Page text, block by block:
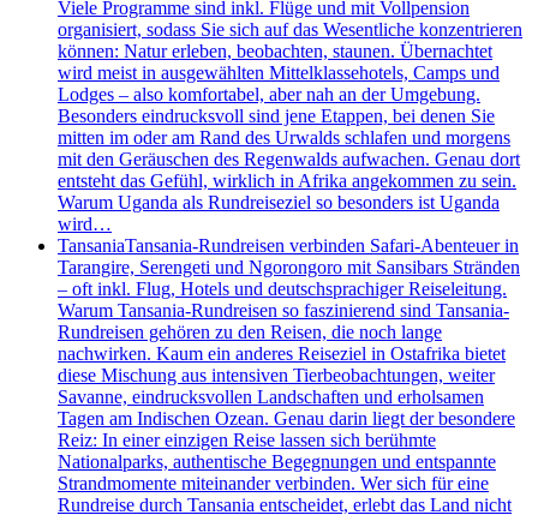
Viele Programme sind inkl. Flüge und mit Vollpension
organisiert, sodass Sie sich auf das Wesentliche konzentrieren
können: Natur erleben, beobachten, staunen. Übernachtet
wird meist in ausgewählten Mittelklassehotels, Camps und
Lodges – also komfortabel, aber nah an der Umgebung.
Besonders eindrucksvoll sind jene Etappen, bei denen Sie
mitten im oder am Rand des Urwalds schlafen und morgens
mit den Geräuschen des Regenwalds aufwachen. Genau dort
entsteht das Gefühl, wirklich in Afrika angekommen zu sein.
Warum Uganda als Rundreiseziel so besonders ist Uganda
wird…
TansaniaTansania-Rundreisen verbinden Safari-Abenteuer in
Tarangire, Serengeti und Ngorongoro mit Sansibars Stränden
– oft inkl. Flug, Hotels und deutschsprachiger Reiseleitung.
Warum Tansania-Rundreisen so faszinierend sind Tansania-
Rundreisen gehören zu den Reisen, die noch lange
nachwirken. Kaum ein anderes Reiseziel in Ostafrika bietet
diese Mischung aus intensiven Tierbeobachtungen, weiter
Savanne, eindrucksvollen Landschaften und erholsamen
Tagen am Indischen Ozean. Genau darin liegt der besondere
Reiz: In einer einzigen Reise lassen sich berühmte
Nationalparks, authentische Begegnungen und entspannte
Strandmomente miteinander verbinden. Wer sich für eine
Rundreise durch Tansania entscheidet, erlebt das Land nicht